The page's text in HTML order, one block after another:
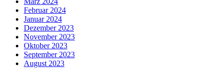
Februar 2024
Januar 2024
Dezember 2023
November 2023
Oktober 2023
September 2023
August 2023